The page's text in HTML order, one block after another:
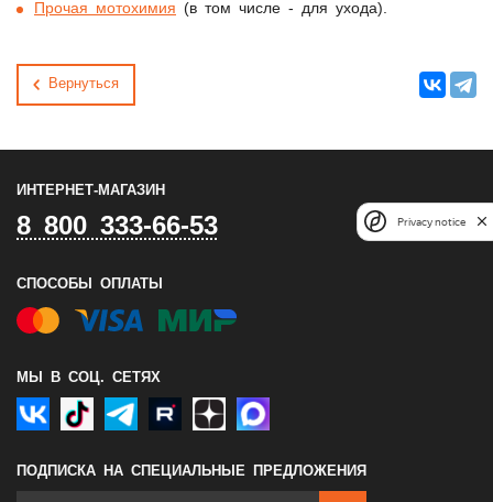
Прочая мотохимия (в том числе - для ухода).
Вернуться
ИНТЕРНЕТ-МАГАЗИН
8 800 333-66-53
СПОСОБЫ ОПЛАТЫ
МЫ В СОЦ. СЕТЯХ
ПОДПИСКА НА СПЕЦИАЛЬНЫЕ ПРЕДЛОЖЕНИЯ
Privacy notice